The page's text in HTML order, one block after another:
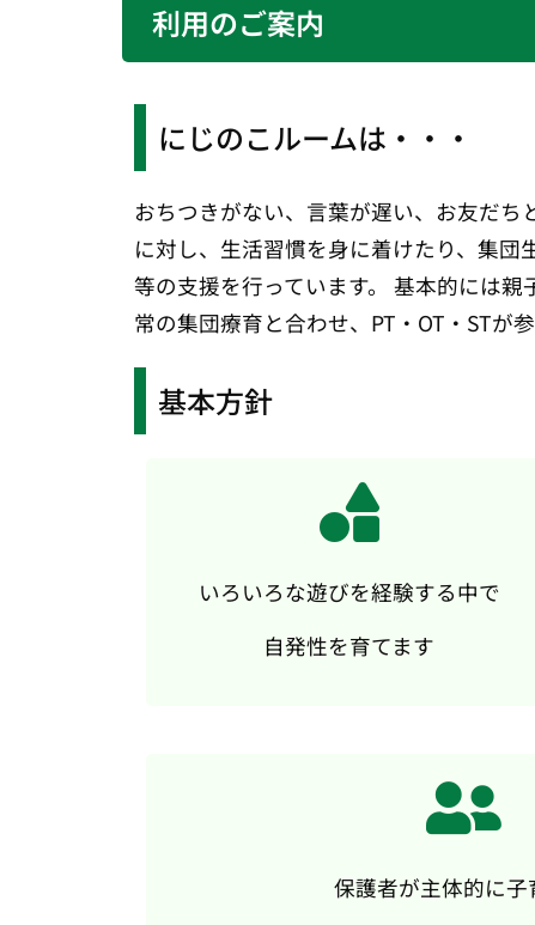
利用のご案内
にじのこルームは・・・
おちつきがない、言葉が遅い、お友だ
に対し、生活習慣を身に着けたり、集団
等の支援を行っています。 基本的には
常の集団療育と合わせ、PT・OT・STが
基本方針
いろいろな遊びを経験する中で
自発性を育てます
保護者が主体的に子